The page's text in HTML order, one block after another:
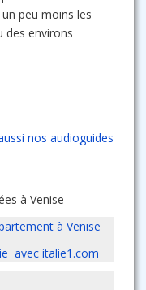
peu moins les
des environs
nos audioguides
à Venise
à Venise
avec italie1.com